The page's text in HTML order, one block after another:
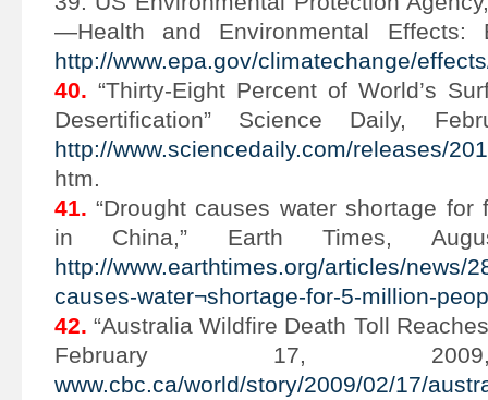
—Health and Environmental Effects:
http://www.epa.gov/climatechange/
40. “Thirty-Eight Percent of World’s
Desertification” Science Daily,
http://www.sciencedaily.com/releases/
htm.
41. “Drought causes water shortage for
in China,” Earth Times,
http://www.earthtimes.org/articles/news/
causes-water¬shortage-for-5-million-
42. “Australia Wildfire Death Toll
February 17,
www.cbc.ca/world/story/2009/02/17/